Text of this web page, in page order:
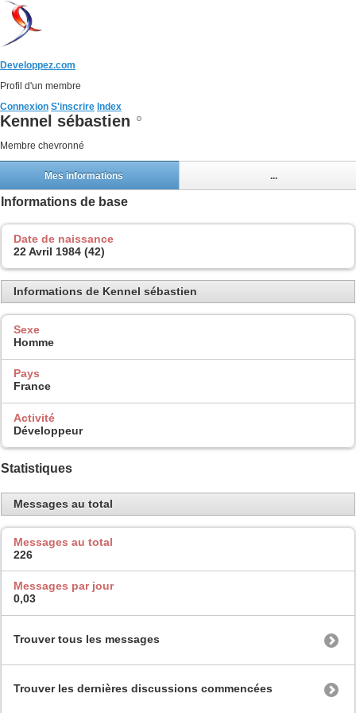
Developpez.com
Profil d'un membre
Connexion S'inscrire Index
Kennel sébastien
Membre chevronné
Mes informations ...
Informations de base
Date de naissance
22 Avril 1984 (42)
Informations de Kennel sébastien
Sexe
Homme
Pays
France
Activité
Développeur
Statistiques
Messages au total
Messages au total
226
Messages par jour
0,03
Trouver tous les messages
Trouver les dernières discussions commencées